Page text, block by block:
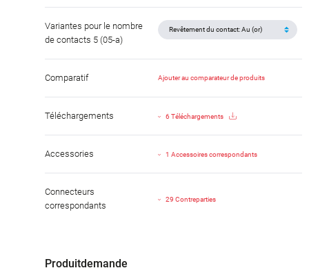
Variantes pour le nombre
de contacts 5 (05-a)
Comparatif Ajouter au comparateur de produits
Téléchargements 6 Téléchargements
Accessories 1 Accessoires correspondants
Connecteurs
correspondants
29 Contreparties
Produitdemande